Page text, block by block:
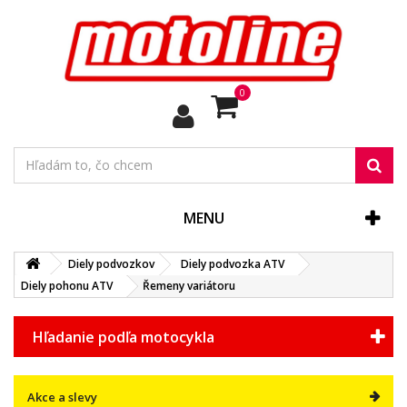
0
MENU
Diely podvozkov
Diely podvozka ATV
Diely pohonu ATV
Řemeny variátoru
Hľadanie podľa motocykla
Akce a slevy